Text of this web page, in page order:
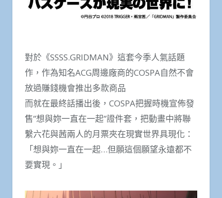
對於《SSSS.GRIDMAN》這套今季人氣話題
作，作為知名ACG周邊廠商的COSPA自然不會
放過賺錢機會推出多款商品
而就在最終話播出後，COSPA把握時機宣佈發
售”想與妳一直在一起”證件套，把動畫中將聯
繫六花與茜兩人的月票夾在現實世界具現化：
「想與妳一直在一起…但願這個願望永遠都不
要實現。」